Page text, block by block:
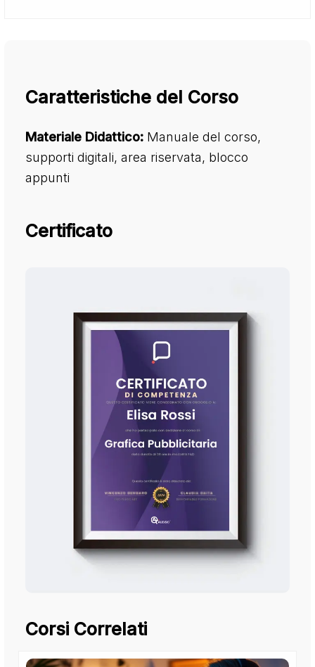
Caratteristiche del Corso
Materiale Didattico: Manuale del corso,
supporti digitali, area riservata, blocco
appunti
Certificato
Corsi Correlati